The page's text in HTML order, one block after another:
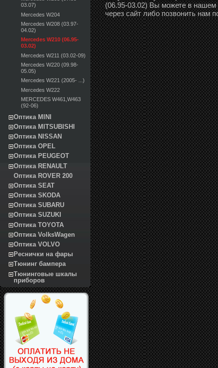
03.07)
Mercedes W204
Mercedes W208 (03.97-
04.02)
Mercedes W210 (06.95-
03.02)
Mercedes W211 (03.02-09)
Mercedes W220 (09.98-
05.05)
Mercedes W221 (2005- ...)
Mercedes W222
MERCEDES W461,W463
(92-06)
Оптика MINI
Оптика MITSUBISHI
Оптика NISSAN
Оптика OPEL
Оптика PEUGEOT
Оптика RENAULT
Оптика ROVER 200
Оптика SEAT
Оптика SKODA
Оптика SUBARU
Оптика SUZUKI
Оптика TOYOTA
Оптика VolksWagen
Оптика VOLVO
Реснички на фары
Тюнинг бампера
Тюнинговые шкалы
приборов
(06.95-03.02) Вы можете в нашем
через сайт либо позвонить нам